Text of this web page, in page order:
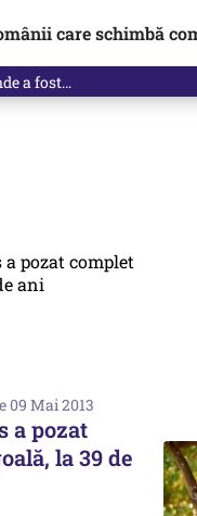
care schimbă
de…
09 Mai 2013
a pozat
la 39 de